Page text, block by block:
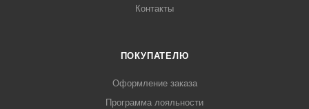
Контакты
ПОКУПАТЕЛЮ
Оформление заказа
Программа лояльности